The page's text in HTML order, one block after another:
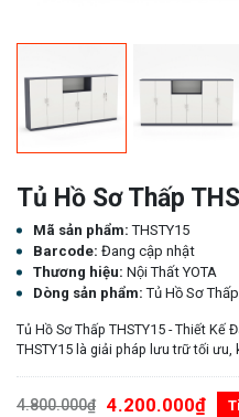
Tủ Hồ Sơ Thấp
Mã sản phẩm:THSTY15
Barcode: Đang cập nhật
Thương hiệu: Nội Thất YOTA
Dòng sản phẩm:Tủ Hồ Sơ Thấp
Tủ Hồ Sơ Thấp THSTY15 - Thiết Kế
THSTY15 là giải pháp lưu trữ tối ưu,
4.800.000₫ 4.200.000₫